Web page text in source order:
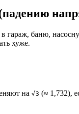
баню,
хуже.
на √3 (≈ 1,732),